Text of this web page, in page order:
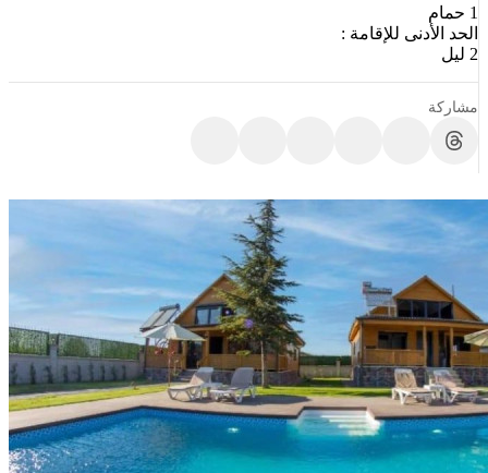
1 حمام
الحد الأدنى للإقامة :
2 ليل
مشاركة